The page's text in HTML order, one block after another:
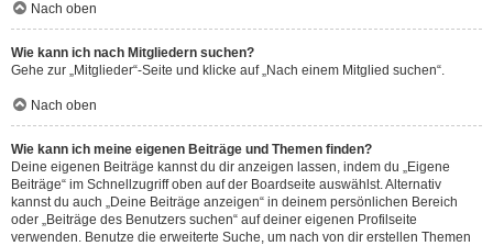
Nach oben
Wie kann ich nach Mitgliedern suchen?
Gehe zur „Mitglieder“-Seite und klicke auf „Nach einem Mitglied suchen“.
Nach oben
Wie kann ich meine eigenen Beiträge und Themen finden?
Deine eigenen Beiträge kannst du dir anzeigen lassen, indem du „Eigene
Beiträge“ im Schnellzugriff oben auf der Boardseite auswählst. Alternativ
kannst du auch „Deine Beiträge anzeigen“ in deinem persönlichen Bereich
oder „Beiträge des Benutzers suchen“ auf deiner eigenen Profilseite
verwenden. Benutze die erweiterte Suche, um nach von dir erstellen Themen